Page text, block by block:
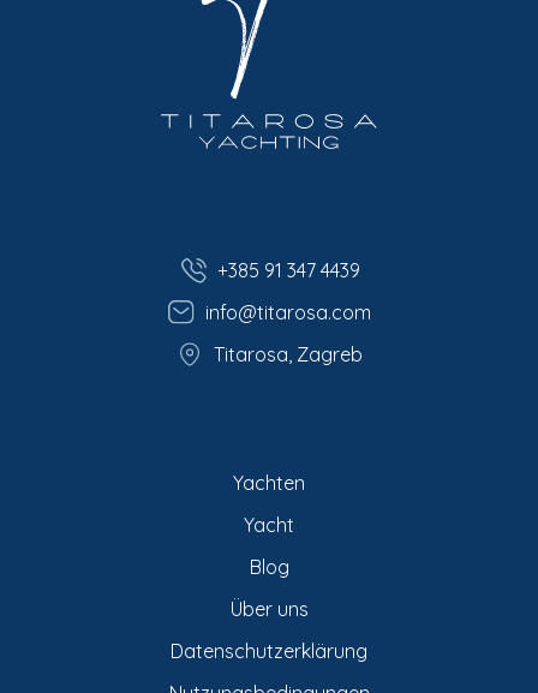
+385 91 347 4439
info@titarosa.com
Titarosa, Zagreb
Yachten
Yacht
Blog
Über uns
Datenschutzerklärung